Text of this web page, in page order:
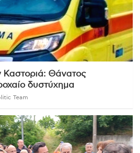
Καστοριά: Θάνατος
δυστύχημα
Team